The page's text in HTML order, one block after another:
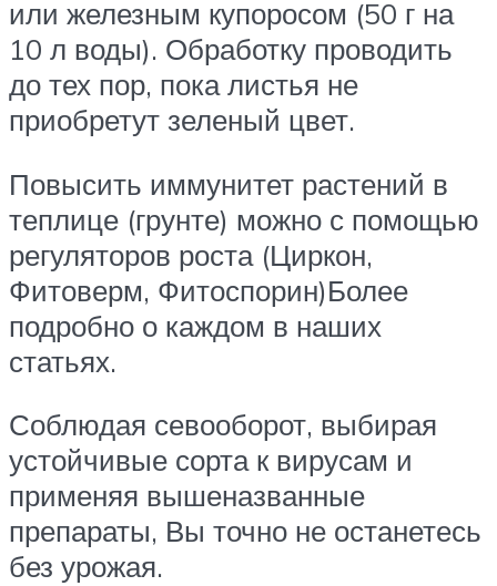
или железным купоросом (50 г на
10 л воды). Обработку проводить
до тех пор, пока листья не
приобретут зеленый цвет.
Повысить иммунитет растений в
теплице (грунте) можно с помощью
регуляторов роста (Циркон,
Фитоверм, Фитоспорин)Более
подробно о каждом в наших
статьях.
Соблюдая севооборот, выбирая
устойчивые сорта к вирусам и
применяя вышеназванные
препараты, Вы точно не останетесь
без урожая.